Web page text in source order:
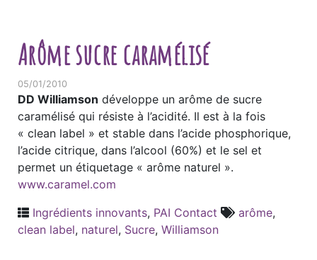
Arôme sucre caramélisé
05/01/2010
DD Williamson développe un arôme de sucre
caramélisé qui résiste à l’acidité. Il est à la fois
« clean label » et stable dans l’acide phosphorique,
l’acide citrique, dans l’alcool (60%) et le sel et
permet un étiquetage « arôme naturel ».
www.caramel.com
Ingrédients innovants, PAI Contact arôme,
clean label, naturel, Sucre, Williamson